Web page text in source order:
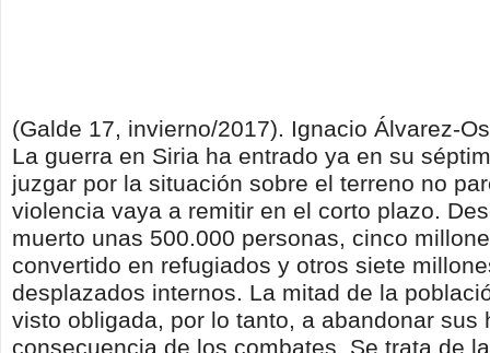
(Galde 17, invierno/2017). Ignacio Álvarez-
La guerra en Siria ha entrado ya en su
juzgar por la situación sobre el terreno no
violencia vaya a remitir en el corto plazo.
muerto unas 500.000 personas, cinco
convertido en refugiados y otros siete
desplazados internos. La mitad de la
visto obligada, por lo tanto, a abandonar sus
consecuencia de los combates. Se trata de